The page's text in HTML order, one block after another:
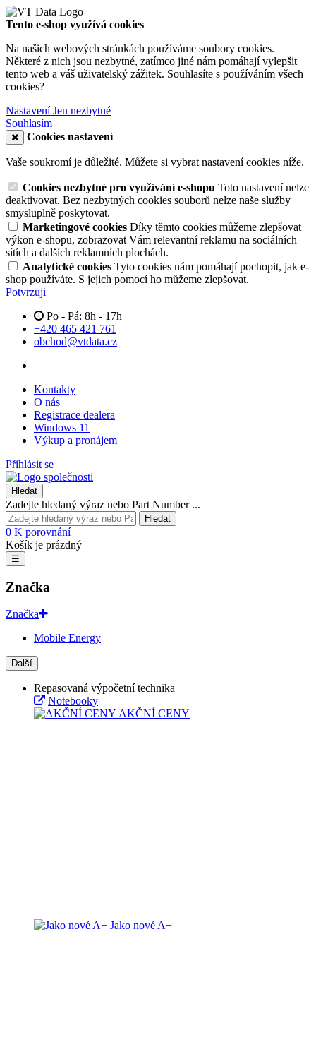
Tento e-shop využívá cookies
Na našich webových stránkách používáme soubory cookies.
Některé z nich jsou nezbytné, zatímco jiné nám pomáhají vylepšit
tento web a váš uživatelský zážitek. Souhlasíte s používáním všech
cookies?
NastaveníJen nezbytné
Souhlasím
Cookies nastavení
Vaše soukromí je důležité. Můžete si vybrat nastavení cookies níže.
Cookies nezbytné pro využívání e-shopu Toto nastavení nelze
deaktivovat. Bez nezbytných cookies souborů nelze naše služby
smysluplně poskytovat.
Marketingové cookies Díky těmto cookies můžeme zlepšovat
výkon e-shopu, zobrazovat Vám relevantní reklamu na sociálních
sítích a dalších reklamních plochách.
Analytické cookies Tyto cookies nám pomáhají pochopit, jak e-
shop používáte. S jejich pomocí ho můžeme zlepšovat.
Potvrzuji
Po - Pá: 8h - 17h
+420 465 421 761
obchod@vtdata.cz
Kontakty
O nás
Registrace dealera
Windows 11
Výkup a pronájem
Přihlásit se
Hledat
Zadejte hledaný výraz nebo Part Number ...
Hledat
0 K porovnání
Košík je prázdný
☰
Značka
Značka
Mobile Energy
Další
Repasovaná výpočetní technika
Notebooky
AKČNÍ CENY
Jako nové A+